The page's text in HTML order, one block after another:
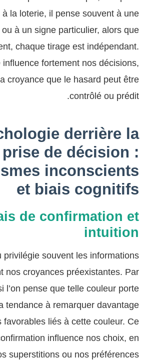
la loterie, il pense souvent à une
à un signe particulier, alors que
chaque tirage est indépendant.
influence fortement nos décisions,
croyance que le hasard peut être
contrôlé ou prédit.
derrière la
prise de décision :
inconscients
et biais cognitifs
de confirmation et
intuition
privilégie souvent les informations
nos croyances préexistantes. Par
l’on pense que telle couleur porte
tendance à remarquer davantage
favorables liés à cette couleur. Ce
influence nos choix, en
superstitions ou nos préférences